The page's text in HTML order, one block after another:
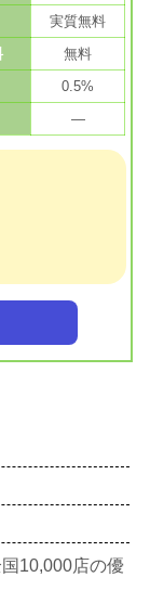
実質無料
無料
0.5%
—
10,000店の優